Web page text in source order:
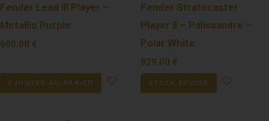
Fender Lead III Player –
Metallic Purple
600,00 €
AJOUTER AU PANIER
Fender Stratocaster
Player II – Palissandre –
Polar White
829,00 €
STOCK ÉPUISÉ